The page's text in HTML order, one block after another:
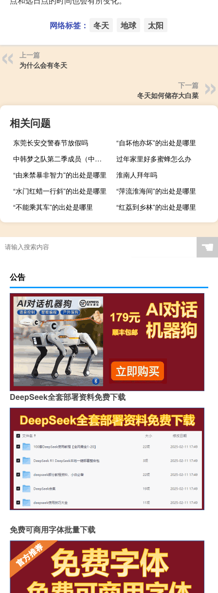
网络标签： 冬天 地球 太阳
上一篇
为什么会有冬天
下一篇
冬天如何储存大白菜
相关问题
东莞长安交警春节放假吗
“自坏他亦坏”的出处是哪里
中韩梦之队第二季成员（中韩梦之队第二季）
过年家里好多蜜蜂怎么办
“由来禁暴非智力”的出处是哪里
淮南人拜年吗
“水门红蜡一行斜”的出处是哪里
“萍流淮海间”的出处是哪里
“不能乘其车”的出处是哪里
“红荔到乡林”的出处是哪里
☚
公告
DeepSeek全套部署资料免费下载
免费可商用字体批量下载